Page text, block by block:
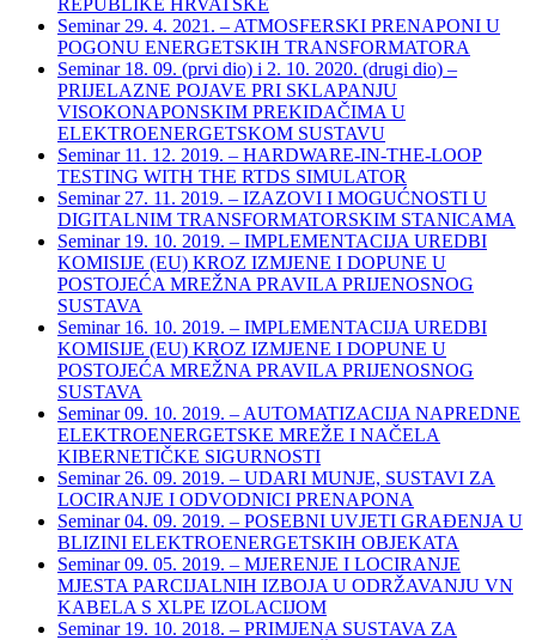
REPUBLIKE HRVATSKE
Seminar 29. 4. 2021. – ATMOSFERSKI PRENAPONI U
POGONU ENERGETSKIH TRANSFORMATORA
Seminar 18. 09. (prvi dio) i 2. 10. 2020. (drugi dio) –
PRIJELAZNE POJAVE PRI SKLAPANJU
VISOKONAPONSKIM PREKIDAČIMA U
ELEKTROENERGETSKOM SUSTAVU
Seminar 11. 12. 2019. – HARDWARE-IN-THE-LOOP
TESTING WITH THE RTDS SIMULATOR
Seminar 27. 11. 2019. – IZAZOVI I MOGUĆNOSTI U
DIGITALNIM TRANSFORMATORSKIM STANICAMA
Seminar 19. 10. 2019. – IMPLEMENTACIJA UREDBI
KOMISIJE (EU) KROZ IZMJENE I DOPUNE U
POSTOJEĆA MREŽNA PRAVILA PRIJENOSNOG
SUSTAVA
Seminar 16. 10. 2019. – IMPLEMENTACIJA UREDBI
KOMISIJE (EU) KROZ IZMJENE I DOPUNE U
POSTOJEĆA MREŽNA PRAVILA PRIJENOSNOG
SUSTAVA
Seminar 09. 10. 2019. – AUTOMATIZACIJA NAPREDNE
ELEKTROENERGETSKE MREŽE I NAČELA
KIBERNETIČKE SIGURNOSTI
Seminar 26. 09. 2019. – UDARI MUNJE, SUSTAVI ZA
LOCIRANJE I ODVODNICI PRENAPONA
Seminar 04. 09. 2019. – POSEBNI UVJETI GRAĐENJA U
BLIZINI ELEKTROENERGETSKIH OBJEKATA
Seminar 09. 05. 2019. – MJERENJE I LOCIRANJE
MJESTA PARCIJALNIH IZBOJA U ODRŽAVANJU VN
KABELA S XLPE IZOLACIJOM
Seminar 19. 10. 2018. – PRIMJENA SUSTAVA ZA